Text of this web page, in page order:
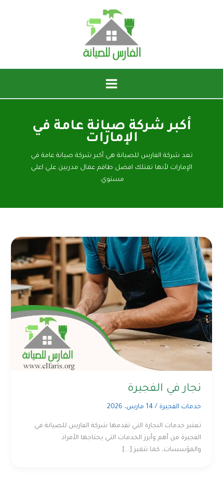
أكبر شركة صيانة عامة في
الإمارات
تعد شركة الفارس للصيانة هي أكبر شركة صيانة عامة في
الإمارات لأنها تمتلك افضل طاقم عمال مدربين علي اعلي
مستوي.
نجار في الفجيرة
خدمات الفجيرة /14 مارس، 2026
تعتبر خدمات النجارة التي تقدمها شركة الفارس للصيانة في
الفجيرة من أهم وأبرز الخدمات التي يحتاجها الأفراد
والمؤسسات، كما تتميز […]